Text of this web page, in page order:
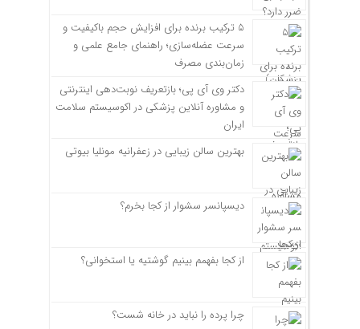
۵ ترکیب برنده برای افزایش حجم باکیفیت و
سرعت عضله‌سازی؛ راهنمای جامع علمی و
زمان‌بندی مصرف
دکتر وی آی پی؛ بازتعریف نوبت‌دهی اینترنتی
و مشاوره آنلاین پزشکی در اکوسیستم سلامت
ایران
بهترین سالن زیبایی در زعفرانیه مونلیا بیوتی
دیسپانسر سشوار از کجا بخرم؟
از کجا بفهمم بینیم گوشتیه یا استخوانی؟
چرا پرده را نباید در خانه شست؟